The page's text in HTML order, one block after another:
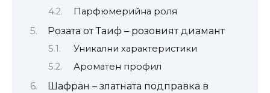
Парфюмерийна роля
Розата от Таиф – розовият диамант
Уникални характеристики
Ароматен профил
Шафран – златната подправка в